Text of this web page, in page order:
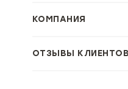
КОМПАНИЯ
ОТЗЫВЫ КЛИЕНТОВ